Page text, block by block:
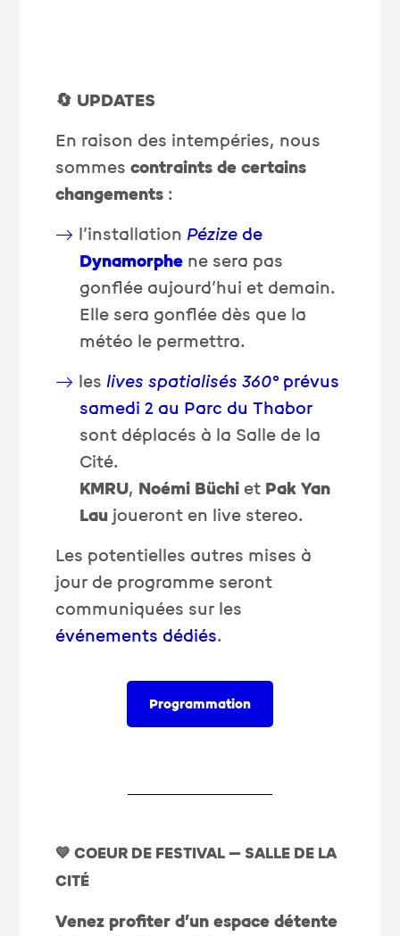
🔄 UPDATES
En raison des intempéries, nous
sommescontraints de certains
changements :
l’installation Pézize de
Dynamorphene sera pas
gonflée aujourd’hui et demain.
Elle sera gonflée dès que la
météo le permettra.
les lives spatialisés 360° prévus
samedi 2 au Parc du Thabor
sont déplacés à la Salle de la
Cité.
KMRU, Noémi Büchiet Pak Yan
Laujoueront en live stereo.
Les potentielles autres mises à
jour de programme seront
communiquées sur les
événements dédiés.
Programmation
💙 COEUR DE FESTIVAL — SALLE DE LA
CITÉ
Venez profiter d’un espace détente